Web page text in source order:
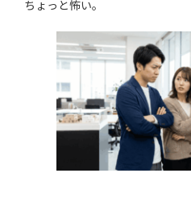
ちょっと怖い。